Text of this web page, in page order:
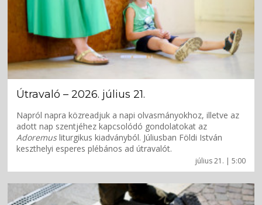
július 21. | 5:00
Útravaló – 2026. július 21.
Napról napra közreadjuk a napi olvasmányokhoz, illetve az
adott nap szentjéhez kapcsolódó gondolatokat az
Adoremusliturgikus kiadványból. Júliusban Földi István
keszthelyi esperes plébános ad útravalót.